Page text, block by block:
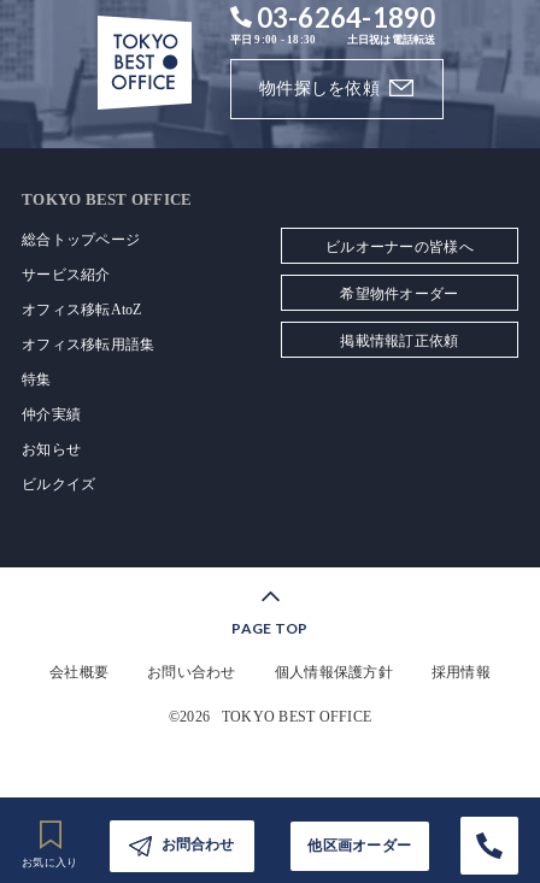
お問合わせ 他区画オーダー
03-6264-1890
平日 9:00 - 18:30 土日祝は電話転送
物件探しを依頼
TOKYO BEST OFFICE
総合トップページ
サービス紹介
オフィス移転AtoZ
オフィス移転用語集
特集
仲介実績
お知らせ
ビルクイズ
ビルオーナーの皆様へ
希望物件オーダー
掲載情報訂正依頼
PAGE TOP
会社概要 お問い合わせ 個人情報保護方針 採用情報
©2026 TOKYO BEST OFFICE